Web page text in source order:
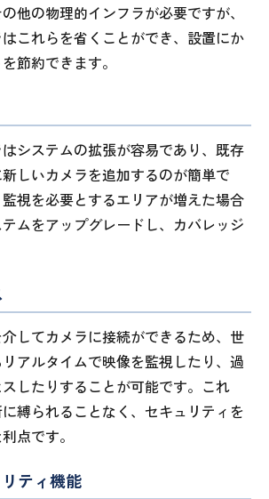
他の物理的インフラが必要ですが、
これらを省くことができ、設置にか
節約できます。
システムの拡張が容易であり、既存
しいカメラを追加するのが簡単で
視を必要とするエリアが増えた場合
ムをアップグレードし、カバレッジ
してカメラに接続ができるため、世
アルタイムで映像を監視したり、過
したりすることが可能です。これ
縛られることなく、セキュリティを
点です。
ティ機能